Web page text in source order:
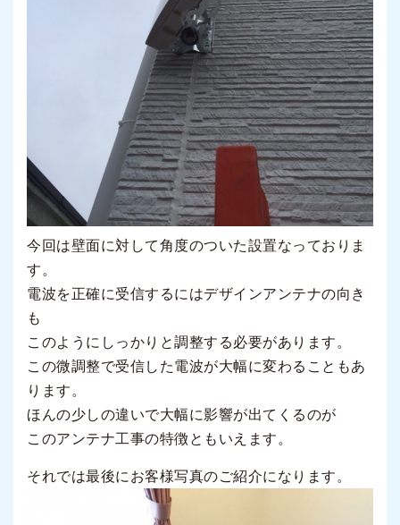
今回は壁面に対して角度のついた設置なっておりま
す。
電波を正確に受信するにはデザインアンテナの向き
も
このようにしっかりと調整する必要があります。
この微調整で受信した電波が大幅に変わることもあ
ります。
ほんの少しの違いで大幅に影響が出てくるのが
このアンテナ工事の特徴ともいえます。
それでは最後にお客様写真のご紹介になります。